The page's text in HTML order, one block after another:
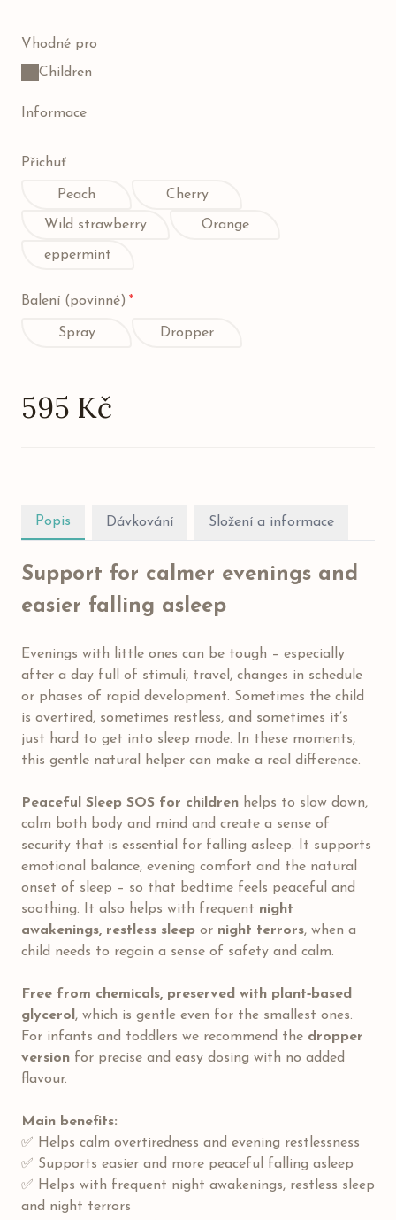
Vhodné pro
Children
Informace
Příchuť
Peach Cherry
Wild strawberry Orange
eppermint
Balení (povinné) *
Spray Dropper
595 Kč
Popis Dávkování Složení a informace
Support for calmer evenings and
easier falling asleep
Evenings with little ones can be tough – especially
after a day full of stimuli, travel, changes in schedule
or phases of rapid development. Sometimes the child
is overtired, sometimes restless, and sometimes it’s
just hard to get into sleep mode. In these moments,
this gentle natural helper can make a real difference.
Peaceful Sleep SOS for children helps to slow down,
calm both body and mind and create a sense of
security that is essential for falling asleep. It supports
emotional balance, evening comfort and the natural
onset of sleep – so that bedtime feels peaceful and
soothing. It also helps with frequent night
awakenings, restless sleep or night terrors, when a
child needs to regain a sense of safety and calm.
Free from chemicals, preserved with plant‑based
glycerol , which is gentle even for the smallest ones.
For infants and toddlers we recommend the dropper
version for precise and easy dosing with no added
flavour.
Main benefits:
✅ Helps calm overtiredness and evening restlessness
✅ Supports easier and more peaceful falling asleep
✅ Helps with frequent night awakenings, restless sleep
and night terrors